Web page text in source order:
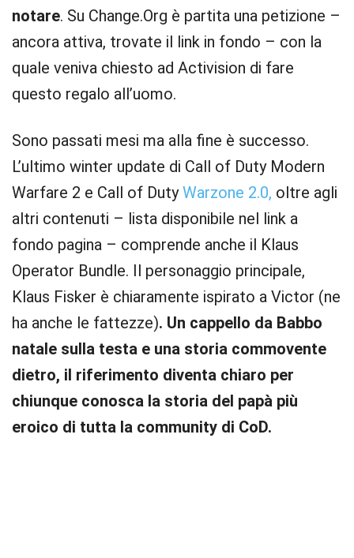
notare. Su Change.Org è partita una petizione –
ancora attiva, trovate il link in fondo – con la
quale veniva chiesto ad Activision di fare
questo regalo all’uomo.
Sono passati mesi ma alla fine è successo.
L’ultimo winter update di Call of Duty Modern
Warfare 2 e Call of DutyWarzone 2.0, oltre agli
altri contenuti – lista disponibile nel link a
fondo pagina – comprende anche il Klaus
Operator Bundle. Il personaggio principale,
Klaus Fisker è chiaramente ispirato a Victor (ne
ha anche le fattezze). Un cappello da Babbo
natale sulla testa e una storia commovente
dietro, il riferimento diventa chiaro per
chiunque conosca la storia del papà più
eroico di tutta la community di CoD.